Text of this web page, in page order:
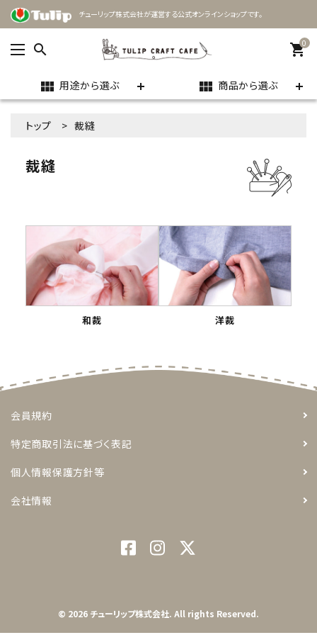
チューリップ株式会社が運営する公式オンラインショップです。
search 0
shopping_cart
view_module 用途から選ぶ view_module 商品から選ぶ
ACCOUNT MENU
ようこそ ゲスト 様
meeting_room ログイン
配送方法
お支払方法
特定商取引法について
トップ 裁縫
裁縫
和裁 洋裁
会員規約
特定商取引法に基づく表記
個人情報保護方針等
会社情報
© 2026 チューリップ株式会社. All rights Reserved.